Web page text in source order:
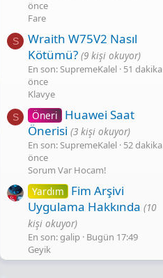
önce
Fare
S
Wraith W75V2 Nasıl
Kötümü? (9 kişi okuyor)
En son: SupremeKalel 51 dakika
önce
Klavye
S Öneri Huawei Saat
Önerisi (3 kişi okuyor)
En son: SupremeKalel 52 dakika
önce
Sorum Var Hocam!
Yardım
Fim Arşivi
Uygulama Hakkında (10
kişi okuyor)
En son: galip Bugün 17:49
Geyik